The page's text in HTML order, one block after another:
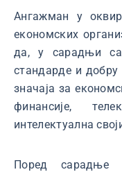
Ангажман у
економских
да, у сарадњи
стандарде и
значаја за
финансије,
интелектуална
Поред сарадње